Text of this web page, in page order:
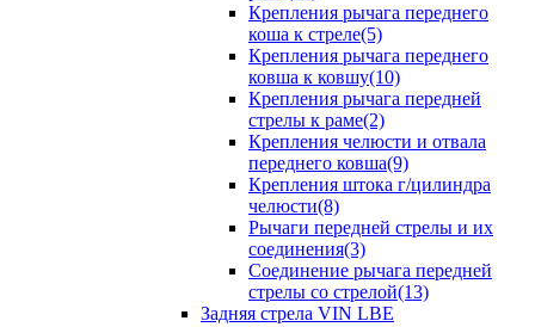
Крепления рычага переднего
коша к стреле(5)
Крепления рычага переднего
ковша к ковшу(10)
Крепления рычага передней
стрелы к раме(2)
Крепления челюсти и отвала
переднего ковша(9)
Крепления штока г/цилиндра
челюсти(8)
Рычаги передней стрелы и их
соединения(3)
Соединение рычага передней
стрелы со стрелой(13)
Задняя стрела VIN LBE